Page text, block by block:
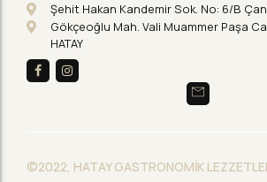
Şehit Hakan Kandemir Sok. No: 6/B
Gökçeoğlu Mah. Vali Muammer Paşa
HATAY
©2022, HATAY GASTRONOMİK